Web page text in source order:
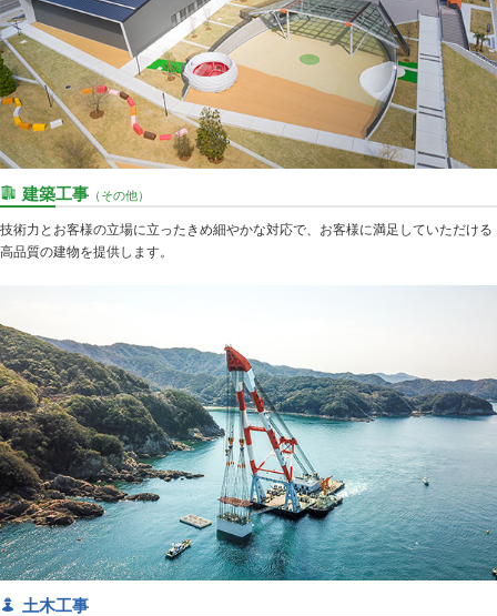
建築工事 （その他）
技術力とお客様の立場に立ったきめ細やかな対応で、お客様に満足していただける
高品質の建物を提供します。
土木工事